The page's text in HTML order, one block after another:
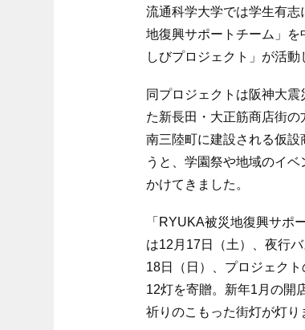
流通科学大学では学生有志
地復興サポートチーム」を
しびプロジェクト」が活動
同プロジェクトは阪神大
た新長田・大正筋商店街
南三陸町に建設される仮設
うと、学園祭や地域のイ
かけてきました。
「RYUKA被災地復興サポ
は12月17日（土）、夜行
18日（日）、プロジェク
12灯を寄贈。新年1月の開
祈りのこもった街灯が灯り